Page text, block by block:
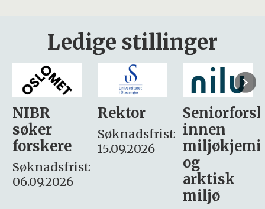
Ledige stillinger
Rektor
Søknadsfrist:
15.09.2026
Seniorforsker
innen
miljøkjemi
søker
– fast
Søknadsfrist:
16. august.